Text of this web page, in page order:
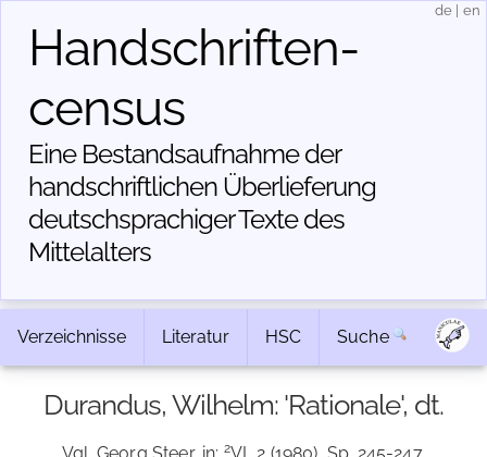
Handschriften­
census
Eine Bestandsaufnahme der
handschriftlichen Über­lieferung
deutschsprachiger Texte des
Mittelalters
de en
Verzeichnisse Literatur HSC Suche
Durandus, Wilhelm: 'Rationale', dt.
2